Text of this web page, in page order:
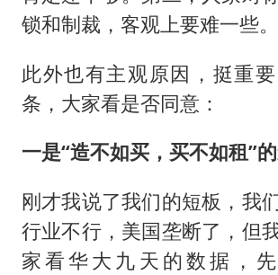
锁和制裁，客观上要难一些。
此外也有主观原因，挺重
条，大家看是否同意：
一是“造不如买，买不如租”的
刚才我说了我们的短板，我
行业不行，美国垄断了，但
家看华大九天的数据，